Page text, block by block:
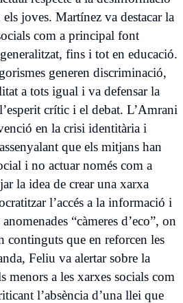
joves. Martínez va destacar la
com a principal font
fins i tot en educació.
generen discriminació,
a tots igual i va defensar la
crític i el debat. L’Amrani
en la crisi identitària i
que els mitjans han
i no actuar només com a
la idea de crear una xarxa
l’accés a la informació i
“càmeres d’eco”, on
continguts que en reforcen les
Feliu va alertar sobre la
menors a les xarxes socials com
l’absència d’una llei que